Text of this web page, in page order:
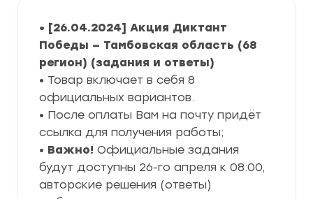
• [26.04.2024] Акция Диктант
Победы — Тамбовская область (68
регион) (задания и ответы)
• Товар включает в себя 8
официальных вариантов.
• После оплаты Вам на почту придёт
ссылка для получения работы;
• Важно! Официальные задания
будут доступны 26-го апреля к 08:00,
авторские решения (ответы)